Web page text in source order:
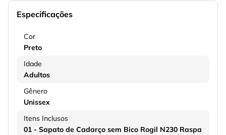
Especificações
Cor
Preto
Idade
Adultos
Gênero
Unissex
Itens Inclusos
01 - Sapato de Cadarço sem Bico Rogil N230 Raspa